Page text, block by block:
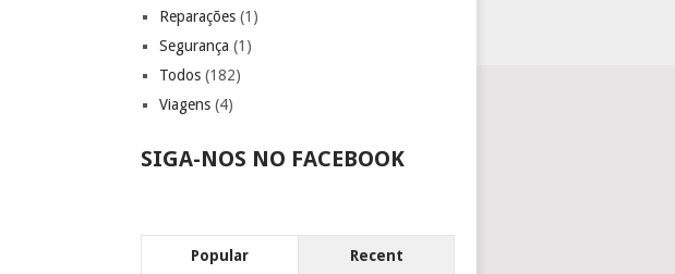
Reparações (1)
Segurança (1)
Todos (182)
Viagens (4)
SIGA-NOS NO FACEBOOK
Popular Recent